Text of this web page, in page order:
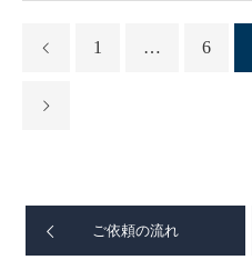
1 … 6
ご依頼の流れ